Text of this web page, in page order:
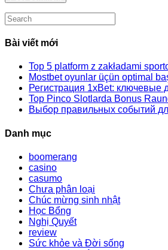
Search
this
website
Bài viết mới
Top 5 platform z zakładami
Mostbet oyunlar üçün optimal
Регистрация 1xBet: ключевые
Top Pinco Slotlarda Bonus
Выбор правильных событий
Danh mục
boomerang
casino
casumo
Chưa phân loại
Chúc mừng sinh nhật
Học Bổng
Nghị Quyết
review
Sức khỏe và Đời sống